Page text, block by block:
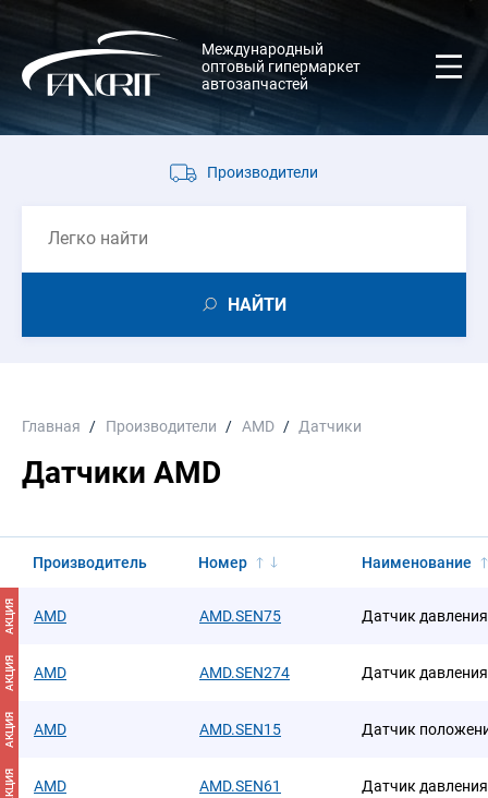
Международный
оптовый гипермаркет
автозапчастей
Производители
НАЙТИ
Главная Производители AMD Датчики
Датчики AMD
Производитель Номер Наименование
АКЦИЯ AMD AMD.SEN75 Датчик
АКЦИЯ AMD AMD.SEN274 Датчик
АКЦИЯ AMD AMD.SEN15 Датчик
АКЦИЯ AMD AMD.SEN61 Датчик